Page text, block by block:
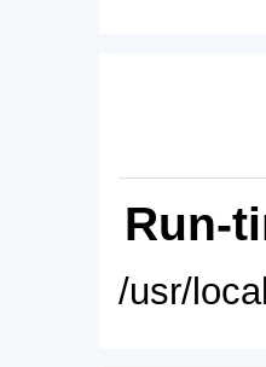
Run-
/usr/